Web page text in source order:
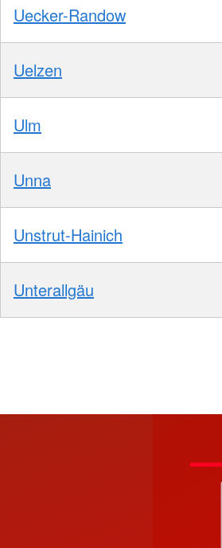
Uecker-Randow
Uelzen
Ulm
Unna
Unstrut-Hainich
Unterallgäu